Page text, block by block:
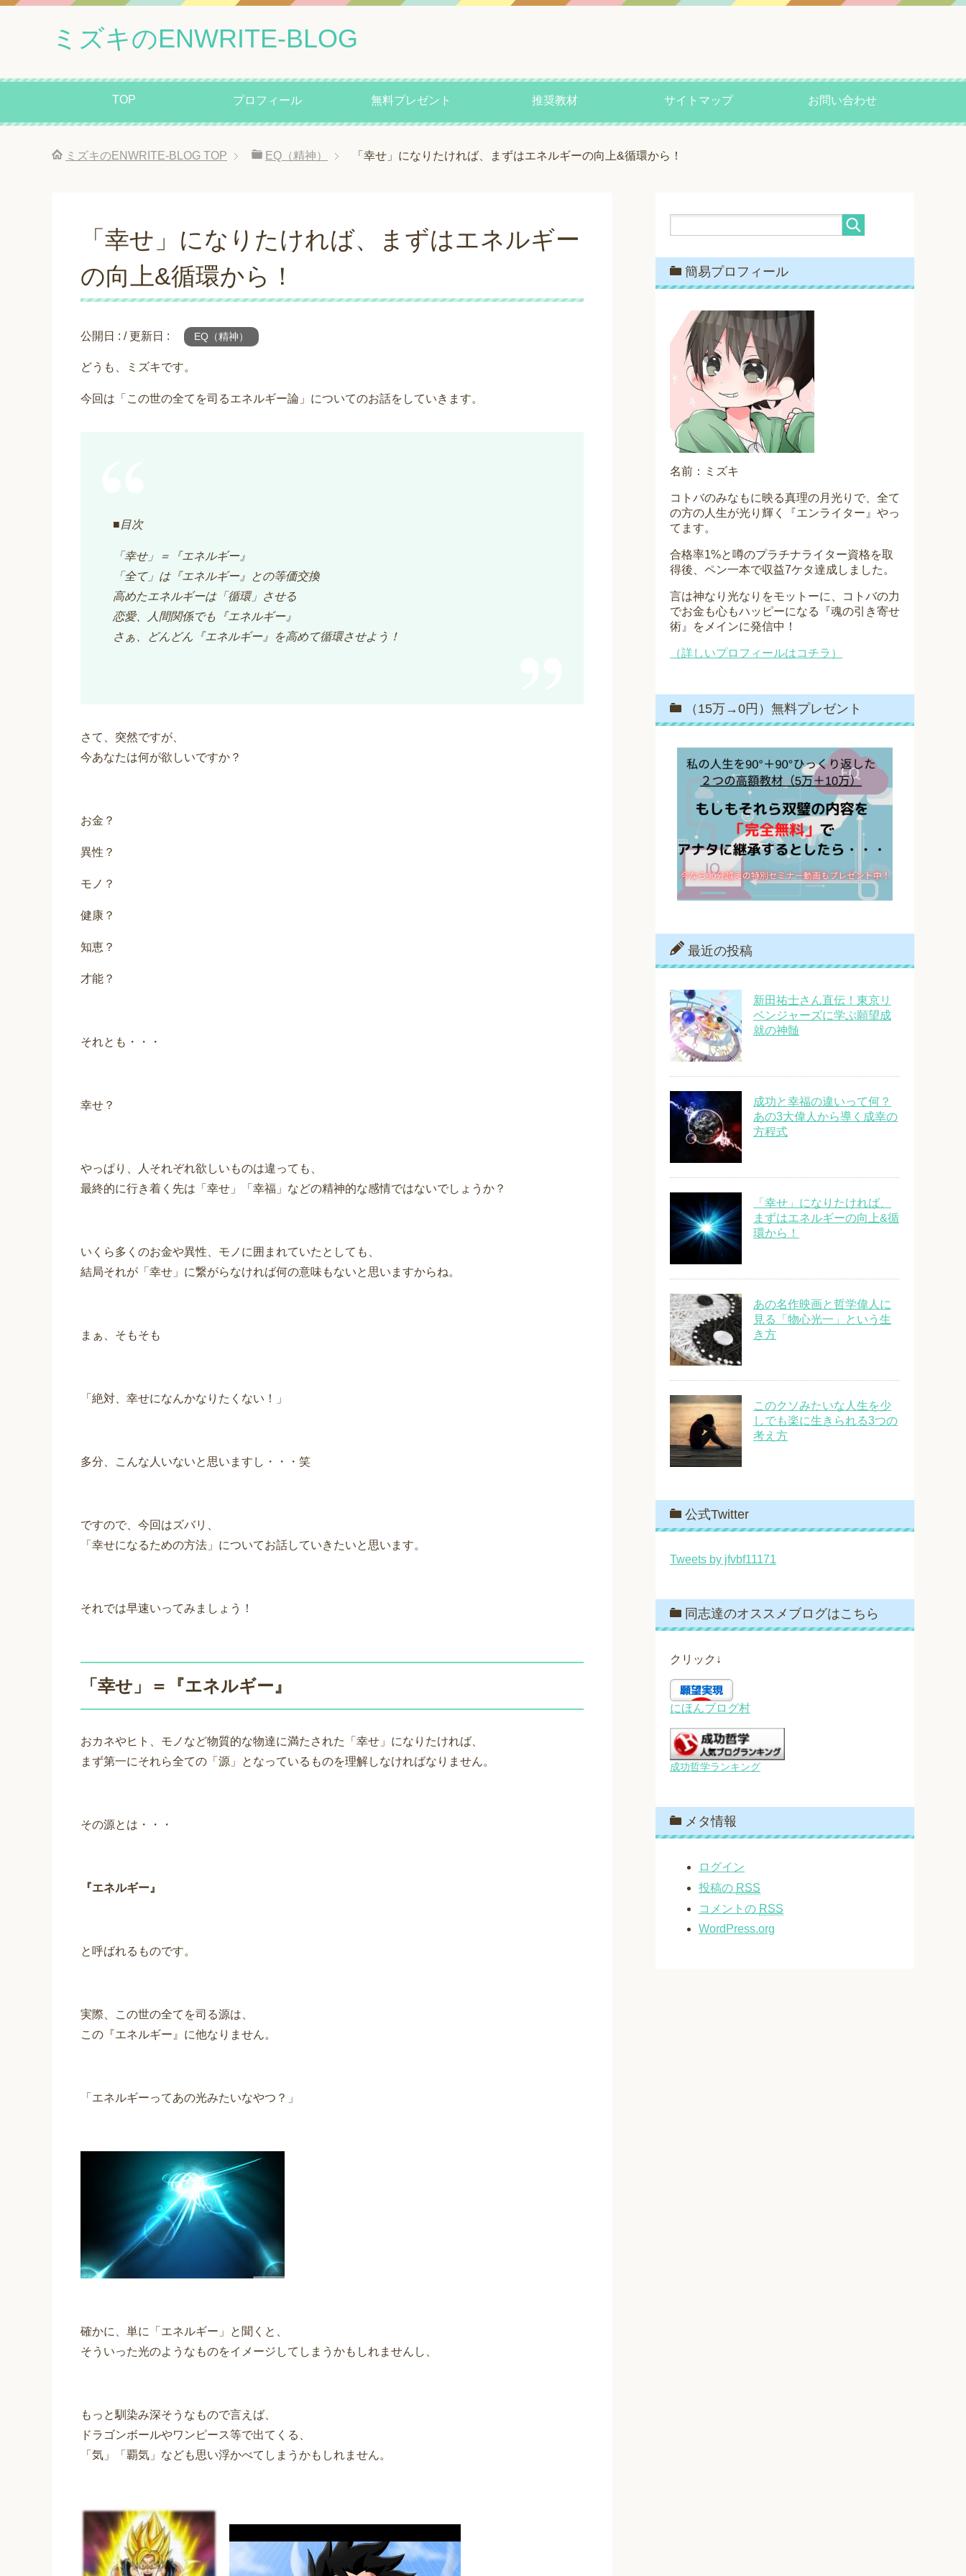
ミズキのENWRITE-BLOG
TOP プロフィール 無料プレゼント 推奨教材 サイトマップ お問い合わせ
ミズキのENWRITE-BLOG TOP EQ（精神） 「幸せ」になりたければ、まずはエネルギーの向上&循環から！
「幸せ」になりたければ、まずはエネルギー
の向上&循環から！
公開日 : / 更新日 : EQ（精神）
どうも、ミズキです。
今回は「この世の全てを司るエネルギー論」についてのお話をしていきます。
■目次
「幸せ」＝『エネルギー』
「全て」は『エネルギー』との等価交換
高めたエネルギーは「循環」させる
恋愛、人間関係でも『エネルギー』
さぁ、どんどん『エネルギー』を高めて循環させよう！
さて、突然ですが、
今あなたは何が欲しいですか？
お金？
異性？
モノ？
健康？
知恵？
才能？
それとも・・・
幸せ？
やっぱり、人それぞれ欲しいものは違っても、
最終的に行き着く先は「幸せ」「幸福」などの精神的な感情ではないでしょうか？
いくら多くのお金や異性、モノに囲まれていたとしても、
結局それが「幸せ」に繋がらなければ何の意味もないと思いますからね。
まぁ、そもそも
「絶対、幸せになんかなりたくない！」
多分、こんな人いないと思いますし・・・笑
ですので、今回はズバリ、
「幸せになるための方法」についてお話していきたいと思います。
それでは早速いってみましょう！
「幸せ」＝『エネルギー』
おカネやヒト、モノなど物質的な物達に満たされた「幸せ」になりたければ、
まず第一にそれら全ての「源」となっているものを理解しなければなりません。
その源とは・・・
『エネルギー』
と呼ばれるものです。
実際、この世の全てを司る源は、
この『エネルギー』に他なりません。
「エネルギーってあの光みたいなやつ？」
確かに、単に「エネルギー」と聞くと、
そういった光のようなものをイメージしてしまうかもしれませんし、
もっと馴染み深そうなもので言えば、
ドラゴンボールやワンピース等で出てくる、
「気」「覇気」なども思い浮かべてしまうかもしれません。
簡易プロフィール
名前：ミズキ
コトバのみなもに映る真理の月光りで、全て
の方の人生が光り輝く『エンライター』やっ
てます。
合格率1%と噂のプラチナライター資格を取
得後、ペン一本で収益7ケタ達成しました。
言は神なり光なりをモットーに、コトバの力
でお金も心もハッピーになる『魂の引き寄せ
術』をメインに発信中！
（詳しいプロフィールはコチラ）
（15万→0円）無料プレゼント
最近の投稿
新田祐士さん直伝！東京リ
ベンジャーズに学ぶ願望成
就の神髄
成功と幸福の違いって何？
あの3大偉人から導く成幸の
方程式
「幸せ」になりたければ、
まずはエネルギーの向上&循
環から！
あの名作映画と哲学偉人に
見る「物心光一」という生
き方
このクソみたいな人生を少
しでも楽に生きられる3つの
考え方
公式Twitter
Tweets by jfvbf11171
同志達のオススメブログはこちら
クリック↓
にほんブログ村
成功哲学ランキング
メタ情報
ログイン
投稿の RSS
コメントの RSS
WordPress.org